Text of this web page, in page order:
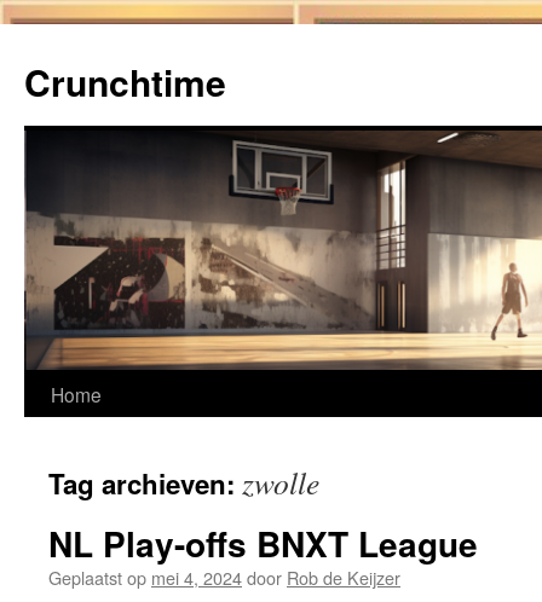
de
inhoud
Crunchtime
Home
Tag archieven: zwolle
NL Play-offs BNXT League
Geplaatst op mei 4, 2024door Rob de Keijzer